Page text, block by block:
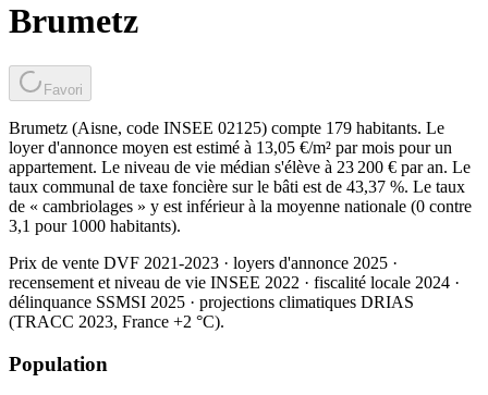
Brumetz
Favori
Brumetz (Aisne, code INSEE 02125) compte 179 habitants. Le
loyer d'annonce moyen est estimé à 13,05 €/m² par mois pour un
appartement. Le niveau de vie médian s'élève à 23 200 € par an. Le
taux communal de taxe foncière sur le bâti est de 43,37 %. Le taux
de « cambriolages » y est inférieur à la moyenne nationale (0 contre
3,1 pour 1000 habitants).
Prix de vente DVF 2021-2023 · loyers d'annonce 2025 ·
recensement et niveau de vie INSEE 2022 · fiscalité locale 2024 ·
délinquance SSMSI 2025 · projections climatiques DRIAS
(TRACC 2023, France +2 °C).
Population